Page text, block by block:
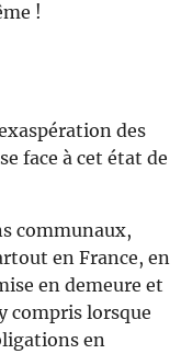
!
des
face à cet état de
communaux,
en France, en
en demeure et
compris lorsque
en